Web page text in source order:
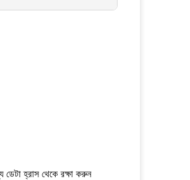
হ্রাস থেকে রক্ষা করুন